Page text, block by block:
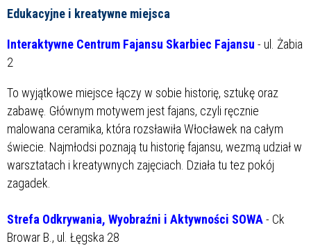
Edukacyjne i kreatywne miejsca
Interaktywne Centrum Fajansu Skarbiec Fajansu - ul. Żabia
2
To wyjątkowe miejsce łączy w sobie historię, sztukę oraz
zabawę. Głównym motywem jest fajans, czyli ręcznie
malowana ceramika, która rozsławiła Włocławek na całym
świecie. Najmłodsi poznają tu historię fajansu, wezmą udział w
warsztatach i kreatywnych zajęciach. Działa tu tez pokój
zagadek.
Strefa Odkrywania, Wyobraźni i Aktywności SOWA- Ck
Browar B., ul. Łęgska 28